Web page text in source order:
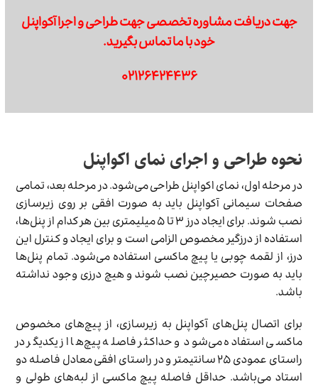
جهت دریافت مشاوره تخصصی جهت طراحی و اجرا آکواپنل
خود با ما تماس بگیرید.
۰۲۱۲۶۴۲۴۴۳۶
نحوه طراحی و اجرای نمای اکواپنل
در مرحله اول، نمای اکواپنل طراحی می‌‌شود. در مرحله بعد، تمامی
صفحات سیمانی آکواپنل باید به صورت افقی بر روی زیرسازی
نصب شوند. برای ایجاد درز ۳ تا ۵ میلیمتری بین هر کدام از پنل‌ها،
استفاده از درزگیر مخصوص الزامی است و برای ایجاد و کنترل این
درز، از لقمه چوبی یا پیچ ماکسی استفاده می‌شود. تمام پنل‌ها
باید به صورت حصیرچین نصب شوند و هیچ درزی وجود نداشته
باشد.
برای اتصال پنل‌های آکواپنل به زیرسازی، از پیچ‌های مخصوص
ماکسی استفاده می‌شود و حداکثر فاصله پیچ‌ها از یکدیگر در
راستای عمودی ۲۵ سانتیمتر و در راستای افقی معادل فاصله دو
استاد می‌باشد. حداقل فاصله پیچ ماکسی از لبه‌های طولی و